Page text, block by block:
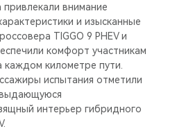
привлекали внимание
и изысканные
TIGGO 9 PHEV и
комфорт участникам
каждом километре пути.
испытания отметили
интерьер гибридного